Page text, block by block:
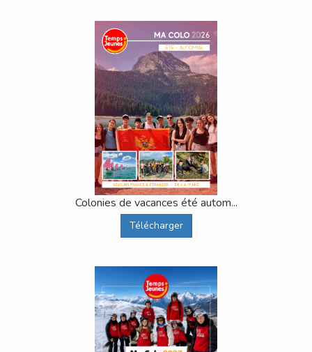
Colonies de vacances été autom...
Télécharger